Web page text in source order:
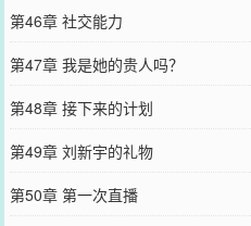
第46章 社交能力
第47章 我是她的贵人吗？
第48章 接下来的计划
第49章 刘新宇的礼物
第50章 第一次直播